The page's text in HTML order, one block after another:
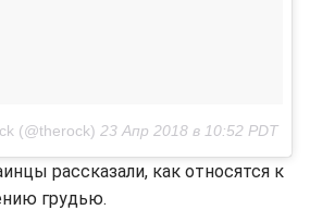
(@therock) 23 Апр 2018 в 10:52 PDT
рассказали, как относятся к
грудью.